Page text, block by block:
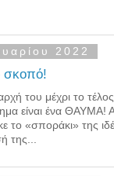
2022
σκοπό!
του μέχρι το
είναι ένα ΘΑΥΜΑ!
το «σποράκι» της
της...